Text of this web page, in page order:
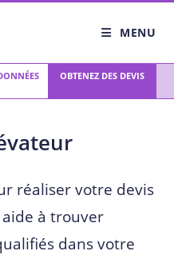
MENU
OBTENEZ DES DEVIS
réaliser votre devis
à trouver
dans votre